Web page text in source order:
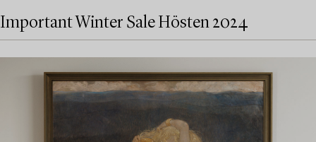
Important Winter Sale Hösten 2024